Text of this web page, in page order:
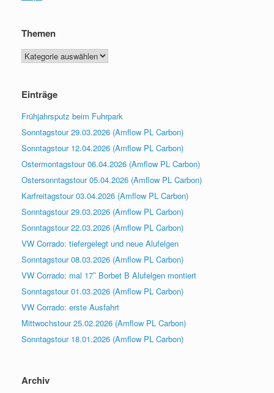
Themen
Themen
Einträge
Frühjahrsputz beim Fuhrpark
Sonntagstour 29.03.2026 (Amflow PL Carbon)
Sonntagstour 12.04.2026 (Amflow PL Carbon)
Ostermontagstour 06.04.2026 (Amflow PL Carbon)
Ostersonntagstour 05.04.2026 (Amflow PL Carbon)
Karfreitagstour 03.04.2026 (Amflow PL Carbon)
Sonntagstour 29.03.2026 (Amflow PL Carbon)
Sonntagstour 22.03.2026 (Amflow PL Carbon)
VW Corrado: tiefergelegt und neue Alufelgen
Sonntagstour 08.03.2026 (Amflow PL Carbon)
VW Corrado: mal 17″ Borbet B Alufelgen montiert
Sonntagstour 01.03.2026 (Amflow PL Carbon)
VW Corrado: erste Ausfahrt
Mittwochstour 25.02.2026 (Amflow PL Carbon)
Sonntagstour 18.01.2026 (Amflow PL Carbon)
Archiv